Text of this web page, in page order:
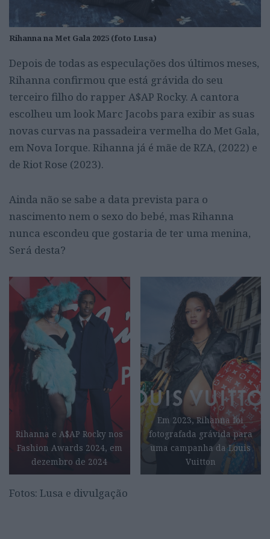
Rihanna na Met Gala 2025 (foto Lusa)
Depois de todas as especulações dos últimos meses,
Rihanna confirmou que está grávida do seu
terceiro filho do rapper A$AP Rocky. A cantora
escolheu um look Marc Jacobs para exibir as suas
novas curvas na passadeira vermelha do Met Gala,
em Nova Iorque. Rihanna já é mãe de RZA, (2022) e
de Riot Rose (2023).
Ainda não se sabe a data prevista para o
nascimento nem o sexo do bebé, mas Rihanna
nunca escondeu que gostaria de ter uma menina,
Será desta?
Rihanna e A$AP Rocky nos
Fashion Awards 2024, em
dezembro de 2024
Em 2023, Rihanna foi
fotografada grávida para
uma campanha da Louis
Vuitton
Fotos: Lusa e divulgação